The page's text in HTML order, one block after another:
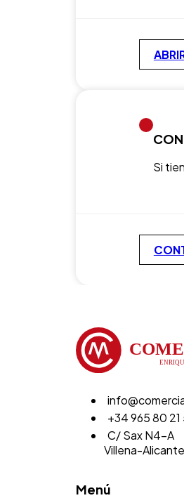
Si
+34 965 80 21
C/ Sax N4-A
Villena-
Menú